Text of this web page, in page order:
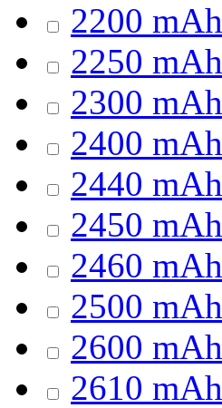
2200 mAh
2250 mAh
2300 mAh
2400 mAh
2440 mAh
2450 mAh
2460 mAh
2500 mAh
2600 mAh
2610 mAh